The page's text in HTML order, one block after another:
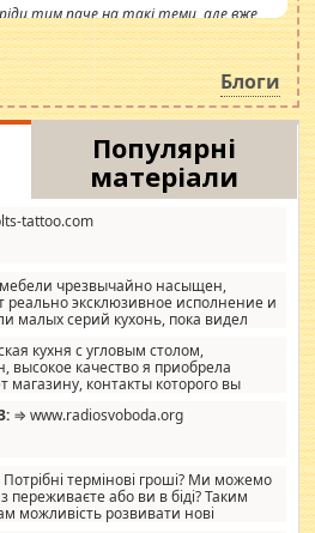
тим паче на такі теми, але вже
сьогоднішні інсенуації
питання. Штучно
одна соціальна катастрофа.
Блоги
Популярні
матеріали
tattoo.com
чрезвычайно насыщен,
реально эксклюзивное исполнение и
малых серий кухонь, пока видел
креативненько и что главное -
ненужных наворотов удорожающих
фактор.
кухня с угловым столом,
высокое качество я приобрела
магазину, контакты которого вы
⇒ www.radiosvoboda.org
Потрібні термінові гроші? Ми можемо
переживаєте або ви в біді? Таким
можливість розвивати нові